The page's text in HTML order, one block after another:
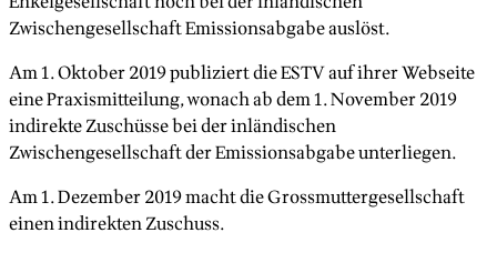
Zwischengesellschaft Emissionsabgabe auslöst.
Am 1. Oktober 2019 publiziert die ESTV auf ihrer Webseite
eine Praxismitteilung, wonach ab dem 1. November 2019
indirekte Zuschüsse bei der inländischen
Zwischengesellschaft der Emissionsabgabe unterliegen.
Am 1. Dezember 2019 macht die Grossmuttergesellschaft
einen indirekten Zuschuss.